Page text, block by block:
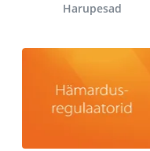
Harupesad